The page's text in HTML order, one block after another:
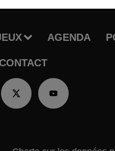
AGENDA
CONTACT